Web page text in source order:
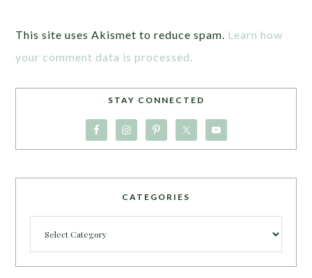
This site uses Akismet to reduce spam. Learn how
your comment data is processed.
STAY CONNECTED
CATEGORIES